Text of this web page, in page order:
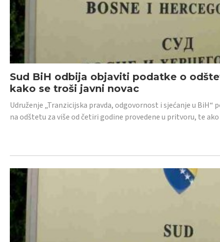
Sud BiH odbija objaviti podatke o
kako se troši javni novac
Udruženje „Tranzicijska pravda, odgovornost i sjećanje u
na odštetu za više od četiri godine provedene u pritvoru, te